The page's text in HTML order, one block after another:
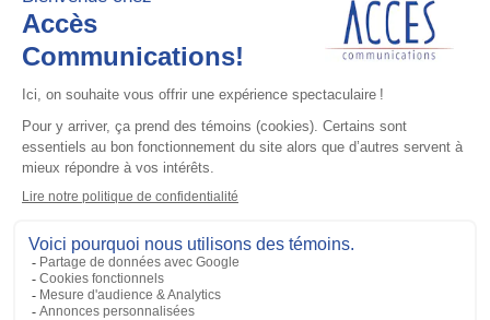
Maintenance
Adapter Cable (for use with
AARKN4083)